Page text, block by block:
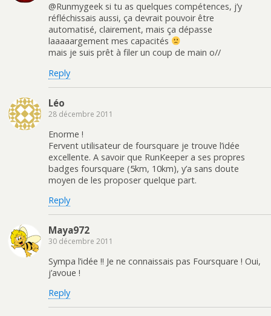
@Runmygeek si tu as quelques compétences, j’y
réfléchissais aussi, ça devrait pouvoir être
automatisé, clairement, mais ça dépasse
laaaaargement mes capacités
mais je suis prêt à filer un coup de main o//
Reply
Léo
28 décembre 2011
Enorme !
Fervent utilisateur de foursquare je trouve l’idée
excellente. A savoir que RunKeeper a ses propres
badges foursquare (5km, 10km), y’a sans doute
moyen de les proposer quelque part.
Reply
Maya972
30 décembre 2011
Sympa l’idée !! Je ne connaissais pas Foursquare ! Oui,
j’avoue !
Reply